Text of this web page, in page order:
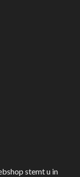
stemt u in